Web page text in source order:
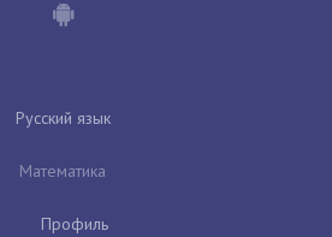
Русский язык
Математика
Профиль